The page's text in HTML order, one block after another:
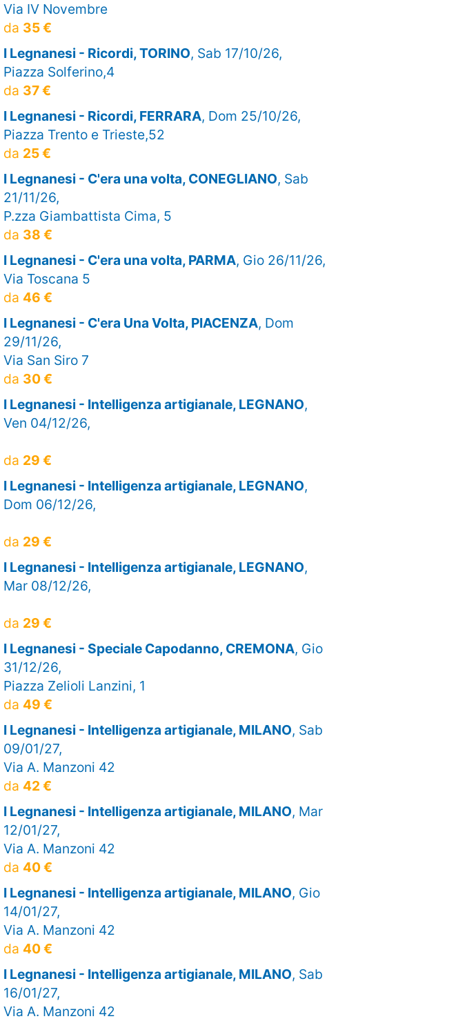
Via IV Novembre
da 35 €
I Legnanesi - Ricordi, TORINO, Sab 17/10/26,
Piazza Solferino,4
da 37 €
I Legnanesi - Ricordi, FERRARA, Dom 25/10/26,
Piazza Trento e Trieste,52
da 25 €
I Legnanesi - C'era una volta, CONEGLIANO, Sab
21/11/26,
P.zza Giambattista Cima, 5
da 38 €
I Legnanesi - C'era una volta, PARMA, Gio 26/11/26,
Via Toscana 5
da 46 €
I Legnanesi - C'era Una Volta, PIACENZA, Dom
29/11/26,
Via San Siro 7
da 30 €
I Legnanesi - Intelligenza artigianale, LEGNANO,
Ven 04/12/26,
da 29 €
I Legnanesi - Intelligenza artigianale, LEGNANO,
Dom 06/12/26,
da 29 €
I Legnanesi - Intelligenza artigianale, LEGNANO,
Mar 08/12/26,
da 29 €
I Legnanesi - Speciale Capodanno, CREMONA, Gio
31/12/26,
Piazza Zelioli Lanzini, 1
da 49 €
I Legnanesi - Intelligenza artigianale, MILANO, Sab
09/01/27,
Via A. Manzoni 42
da 42 €
I Legnanesi - Intelligenza artigianale, MILANO, Mar
12/01/27,
Via A. Manzoni 42
da 40 €
I Legnanesi - Intelligenza artigianale, MILANO, Gio
14/01/27,
Via A. Manzoni 42
da 40 €
I Legnanesi - Intelligenza artigianale, MILANO, Sab
16/01/27,
Via A. Manzoni 42